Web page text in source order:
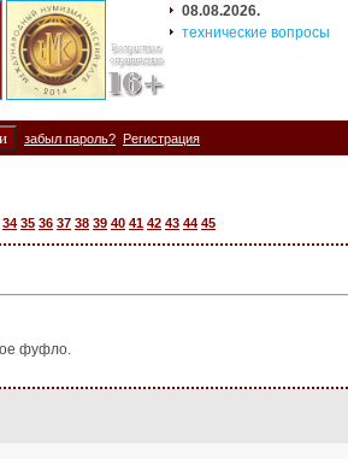
08.08.2026.
технические вопросы
забыл пароль? Регистрация
34 35 36 37 38 39 40 41 42 43 44 45
фуфло.